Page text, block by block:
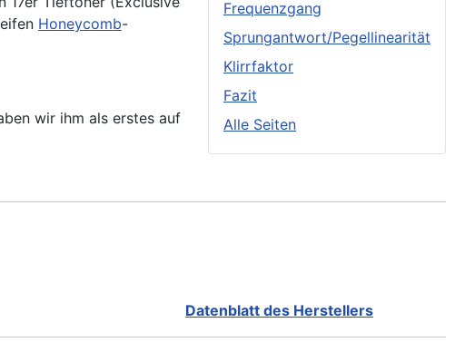
Frequenzgang
Sprungantwort/Pegellinearität
Klirrfaktor
Fazit
Alle Seiten
Honeycomb-
wir ihm als erstes auf
Datenblatt des Herstellers